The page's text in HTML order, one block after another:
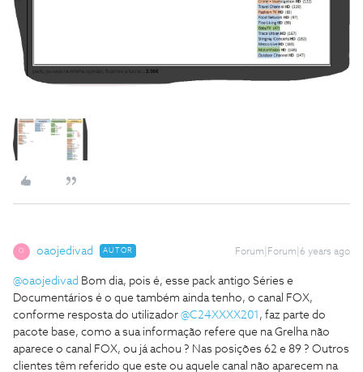
O oaojedivad AUTOR Forum|Forum|6 years ago
@oaojedivad Bom dia, pois é, esse pack antigo Séries e
Documentários é o que também ainda tenho, o canal FOX,
conforme resposta do utilizador @C24XXXX201 , faz parte do
pacote base, como a sua informação refere que na Grelha não
aparece o canal FOX, ou já achou ? Nas posições 62 e 89 ? Outros
clientes têm referido que este ou aquele canal não aparecem na